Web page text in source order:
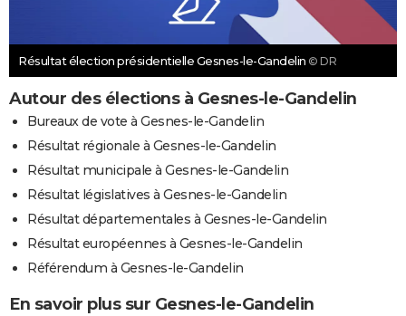
Résultat élection présidentielle Gesnes-le-Gandelin © DR
Autour des élections à Gesnes-le-Gandelin
Bureaux de vote à Gesnes-le-Gandelin
Résultat régionale à Gesnes-le-Gandelin
Résultat municipale à Gesnes-le-Gandelin
Résultat législatives à Gesnes-le-Gandelin
Résultat départementales à Gesnes-le-Gandelin
Résultat européennes à Gesnes-le-Gandelin
Référendum à Gesnes-le-Gandelin
En savoir plus sur Gesnes-le-Gandelin